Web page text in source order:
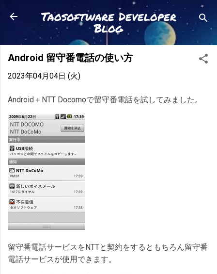
スキップしてメイン コンテンツに移動
Taosoftware Developer
Blog
Android 留守番電話の使い方
2023年04月04日 (火)
Android＋NTT Docomoで留守番電話を試してみました。
留守番電話サービスをNTTと契約をするともちろん留守番
電話サービスが使用できます。